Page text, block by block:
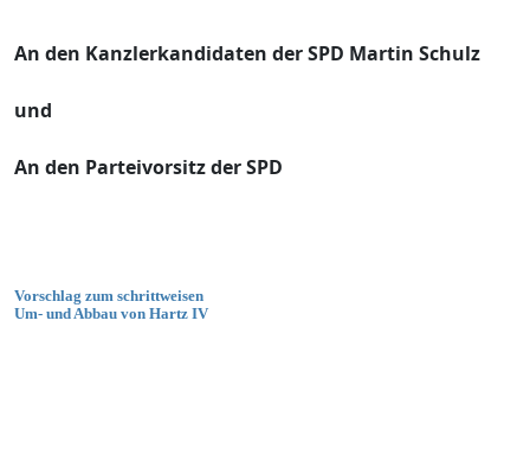
An den Kanzlerkandidaten der SPD Martin Schulz
und
An den Parteivorsitz der SPD
Vorschlag zum schrittweisen
Um- und Abbau von Hartz IV